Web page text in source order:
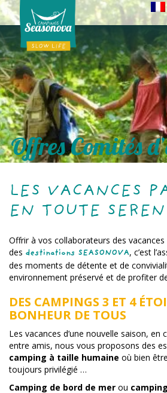
Offres Comités
LES VACANCES
EN TOUTE
Offrir à vos collaborateurs des vacances
des destinations SEASONOVA, c’est
des moments de détente et de
environnement préservé et de profiter
DES CAMPINGS 3 ET 4
BONHEUR DE TOUS
Les vacances d’une nouvelle saison, en
entre amis, nous vous proposons des
camping à taille humaine où bien
toujours privilégié …
Camping de bord de mer ou